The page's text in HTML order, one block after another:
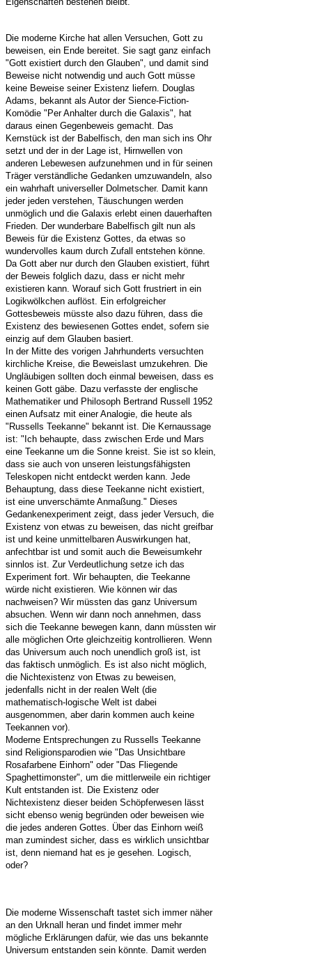
Die moderne Kirche hat allen Versuchen, Gott zu
beweisen, ein Ende bereitet. Sie sagt ganz einfach
"Gott existiert durch den Glauben", und damit sind
Beweise nicht notwendig und auch Gott müsse
keine Beweise seiner Existenz liefern. Douglas
Adams, bekannt als Autor der Sience-Fiction-
Komödie "Per Anhalter durch die Galaxis", hat
daraus einen Gegenbeweis gemacht. Das
Kernstück ist der Babelfisch, den man sich ins Ohr
setzt und der in der Lage ist, Hirnwellen von
anderen Lebewesen aufzunehmen und in für seinen
Träger verständliche Gedanken umzuwandeln, also
ein wahrhaft universeller Dolmetscher. Damit kann
jeder jeden verstehen, Täuschungen werden
unmöglich und die Galaxis erlebt einen dauerhaften
Frieden. Der wunderbare Babelfisch gilt nun als
Beweis für die Existenz Gottes, da etwas so
wundervolles kaum durch Zufall entstehen könne.
Da Gott aber nur durch den Glauben existiert, führt
der Beweis folglich dazu, dass er nicht mehr
existieren kann. Worauf sich Gott frustriert in ein
Logikwölkchen auflöst. Ein erfolgreicher
Gottesbeweis müsste also dazu führen, dass die
Existenz des bewiesenen Gottes endet, sofern sie
einzig auf dem Glauben basiert.
In der Mitte des vorigen Jahrhunderts versuchten
kirchliche Kreise, die Beweislast umzukehren. Die
Ungläubigen sollten doch einmal beweisen, dass es
keinen Gott gäbe. Dazu verfasste der englische
Mathematiker und Philosoph Bertrand Russell 1952
einen Aufsatz mit einer Analogie, die heute als
"Russells Teekanne" bekannt ist. Die Kernaussage
ist: "Ich behaupte, dass zwischen Erde und Mars
eine Teekanne um die Sonne kreist. Sie ist so klein,
dass sie auch von unseren leistungsfähigsten
Teleskopen nicht entdeckt werden kann. Jede
Behauptung, dass diese Teekanne nicht existiert,
ist eine unverschämte Anmaßung." Dieses
Gedankenexperiment zeigt, dass jeder Versuch, die
Existenz von etwas zu beweisen, das nicht greifbar
ist und keine unmittelbaren Auswirkungen hat,
anfechtbar ist und somit auch die Beweisumkehr
sinnlos ist. Zur Verdeutlichung setze ich das
Experiment fort. Wir behaupten, die Teekanne
würde nicht existieren. Wie können wir das
nachweisen? Wir müssten das ganz Universum
absuchen. Wenn wir dann noch annehmen, dass
sich die Teekanne bewegen kann, dann müssten wir
alle möglichen Orte gleichzeitig kontrollieren. Wenn
das Universum auch noch unendlich groß ist, ist
das faktisch unmöglich. Es ist also nicht möglich,
die Nichtexistenz von Etwas zu beweisen,
jedenfalls nicht in der realen Welt (die
mathematisch-logische Welt ist dabei
ausgenommen, aber darin kommen auch keine
Teekannen vor).
Moderne Entsprechungen zu Russells Teekanne
sind Religionsparodien wie "Das Unsichtbare
Rosafarbene Einhorn" oder "Das Fliegende
Spaghettimonster", um die mittlerweile ein richtiger
Kult entstanden ist. Die Existenz oder
Nichtexistenz dieser beiden Schöpferwesen lässt
sicht ebenso wenig begründen oder beweisen wie
die jedes anderen Gottes. Über das Einhorn weiß
man zumindest sicher, dass es wirklich unsichtbar
ist, denn niemand hat es je gesehen. Logisch,
oder?
Die moderne Wissenschaft tastet sich immer näher
an den Urknall heran und findet immer mehr
mögliche Erklärungen dafür, wie das uns bekannte
Universum entstanden sein könnte. Damit werden